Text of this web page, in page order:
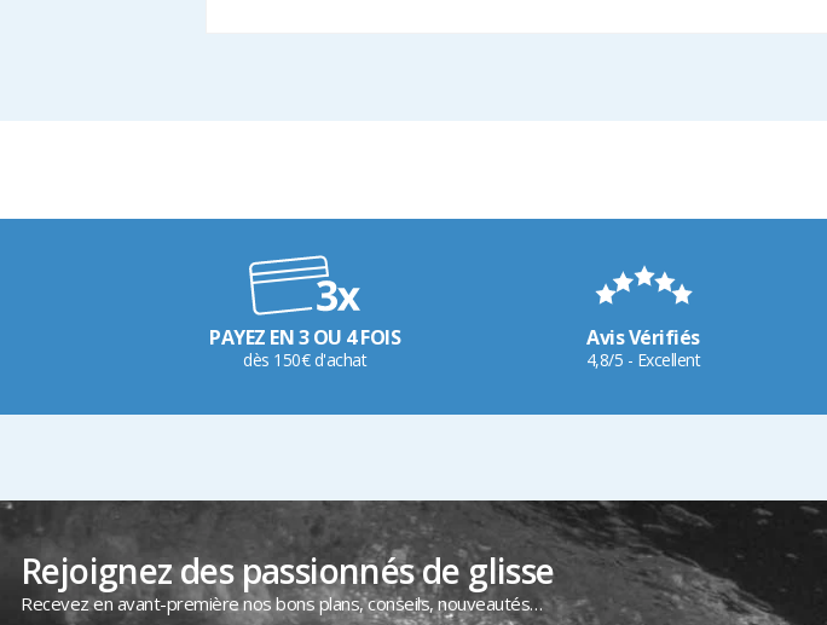
PAYEZ EN 3 OU 4 FOIS
dès 150€ d'achat
Avis Vérifiés
4,8/5 - Excellent
Rejoignez des passionnés de glisse
Recevez en avant-première nos bons plans, conseils, nouveautés…